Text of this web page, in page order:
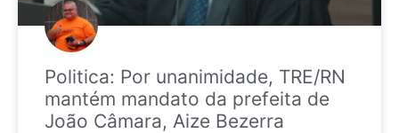
Politica: Por unanimidade, TRE/RN
mantém mandato da prefeita de
João Câmara, Aize Bezerra